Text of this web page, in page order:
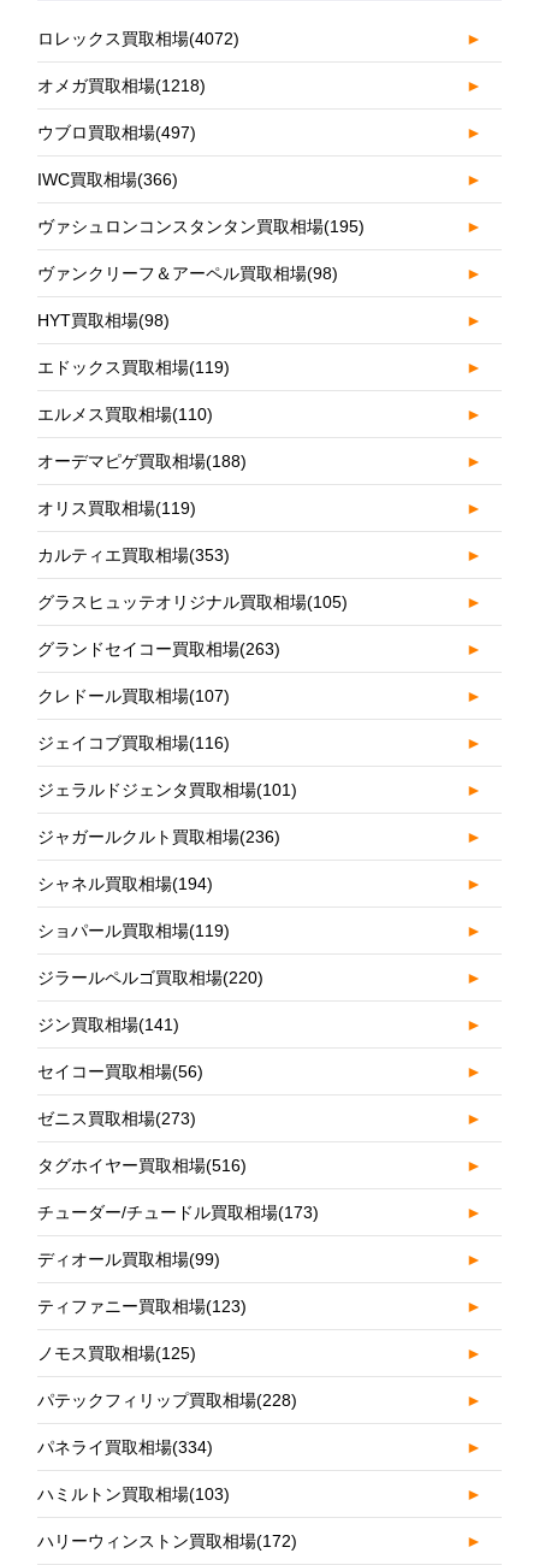
ロレックス買取相場(4072) ►
オメガ買取相場(1218) ►
ウブロ買取相場(497) ►
IWC買取相場(366) ►
ヴァシュロンコンスタンタン買取相場(195) ►
ヴァンクリーフ＆アーペル買取相場(98) ►
HYT買取相場(98) ►
エドックス買取相場(119) ►
エルメス買取相場(110) ►
オーデマピゲ買取相場(188) ►
オリス買取相場(119) ►
カルティエ買取相場(353) ►
グラスヒュッテオリジナル買取相場(105) ►
グランドセイコー買取相場(263) ►
クレドール買取相場(107) ►
ジェイコブ買取相場(116) ►
ジェラルドジェンタ買取相場(101) ►
ジャガールクルト買取相場(236) ►
シャネル買取相場(194) ►
ショパール買取相場(119) ►
ジラールペルゴ買取相場(220) ►
ジン買取相場(141) ►
セイコー買取相場(56) ►
ゼニス買取相場(273) ►
タグホイヤー買取相場(516) ►
チューダー/チュードル買取相場(173) ►
ディオール買取相場(99) ►
ティファニー買取相場(123) ►
ノモス買取相場(125) ►
パテックフィリップ買取相場(228) ►
パネライ買取相場(334) ►
ハミルトン買取相場(103) ►
ハリーウィンストン買取相場(172) ►